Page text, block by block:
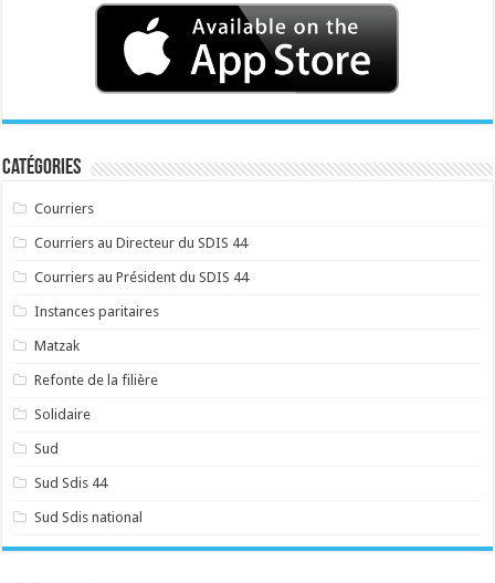
Catégories
Courriers
Courriers au Directeur du SDIS 44
Courriers au Président du SDIS 44
Instances paritaires
Matzak
Refonte de la filière
Solidaire
Sud
Sud Sdis 44
Sud Sdis national